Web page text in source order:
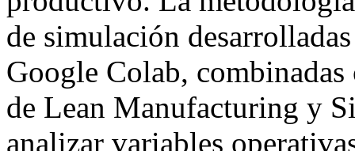
de simulación
Google Colab,
de Lean Manufacturing y
analizar variables